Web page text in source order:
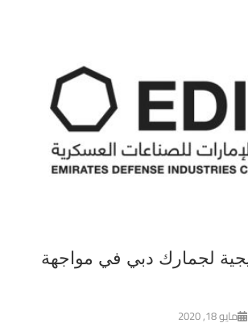
لجمارك دبي في مواجهة
مايو 18, 2020